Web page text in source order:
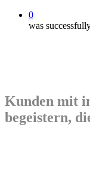
0
was
Kunden mit
begeistern,